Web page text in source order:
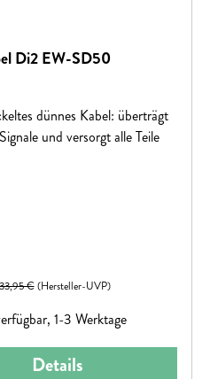
Di2 EW-SD50
dünnes Kabel: überträgt
und versorgt alle Teile
Regulärer Preis:
€(Hersteller-UVP)
1-3 Werktage
Details